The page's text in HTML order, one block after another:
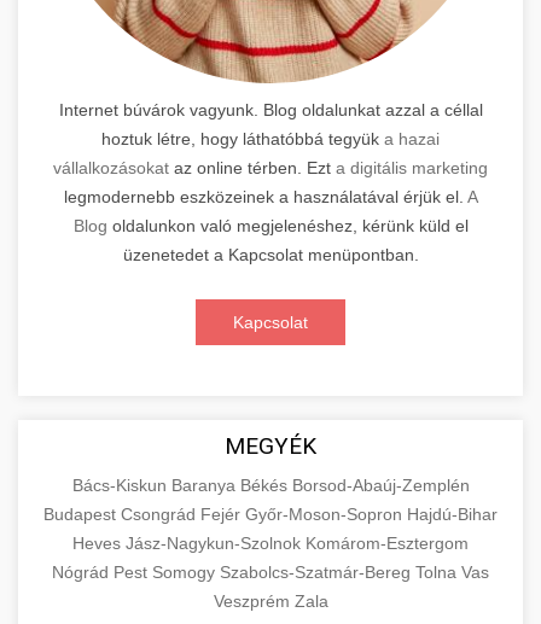
Internet búvárok vagyunk. Blog oldalunkat azzal a céllal
hoztuk létre, hogy láthatóbbá tegyük a hazai
vállalkozásokat az online térben. Ezt a digitális marketing
legmodernebb eszközeinek a használatával érjük el. A
Blog oldalunkon való megjelenéshez, kérünk küld el
üzenetedet a Kapcsolat menüpontban.
Kapcsolat
MEGYÉK
Bács-Kiskun Baranya Békés Borsod-Abaúj-Zemplén
Budapest Csongrád Fejér Győr-Moson-Sopron Hajdú-Bihar
Heves Jász-Nagykun-Szolnok Komárom-Esztergom
Nógrád Pest Somogy Szabolcs-Szatmár-Bereg Tolna Vas
Veszprém Zala